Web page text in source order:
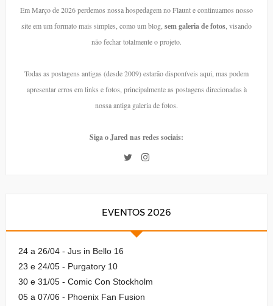
Em Março de 2026 perdemos nossa hospedagem no Flaunt e continuamos nosso
site em um formato mais simples, como um blog, sem galeria de fotos , visando
não fechar totalmente o projeto.
Todas as postagens antigas (desde 2009) estarão disponíveis aqui, mas podem
apresentar erros em links e fotos, principalmente as postagens direcionadas à
nossa antiga galeria de fotos.
Siga o Jared nas redes sociais:
EVENTOS 2026
24 a 26/04 - Jus in Bello 16
23 e 24/05 - Purgatory 10
30 e 31/05 - Comic Con Stockholm
05 a 07/06 - Phoenix Fan Fusion